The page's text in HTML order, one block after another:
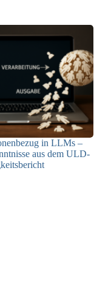
in LLMs –
aus dem ULD-